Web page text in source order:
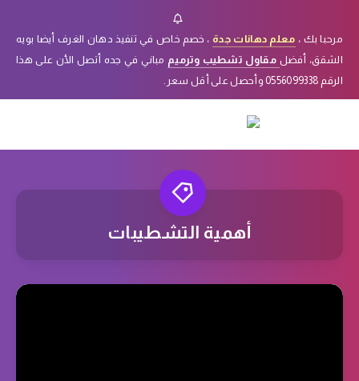
مرحبا بك ، معلم دهانات جدة ، خصم خاص في تنفيذ دهان الغرف أيضا بويه
الشقق، أفضل مقاول تشطيب وترميم مباني في جده أتصل الأن على هذا
الرقم 0556099338 وأحصل على أقل سعر.
أهمية التشطيبات